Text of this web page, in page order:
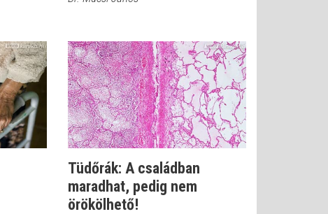
Tüdőrák: A családban
maradhat, pedig nem
örökölhető!